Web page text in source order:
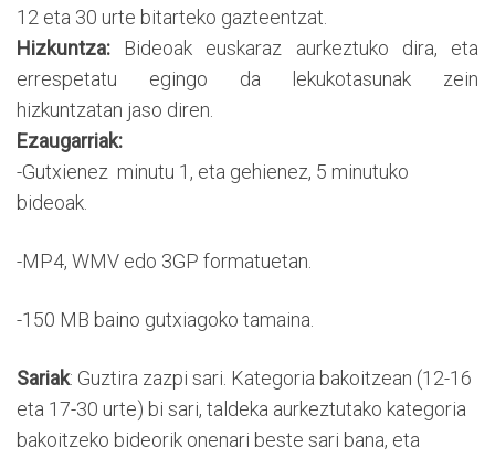
12 eta 30 urte bitarteko gazteentzat.
Hizkuntza: Bideoak euskaraz aurkeztuko dira, eta
errespetatu egingo da lekukotasunak zein
hizkuntzatan jaso diren.
Ezaugarriak:
-Gutxienez minutu 1, eta gehienez, 5 minutuko
bideoak.
-MP4, WMV edo 3GP formatuetan.
-150 MB baino gutxiagoko tamaina.
Sariak: Guztira zazpi sari. Kategoria bakoitzean (12-16
eta 17-30 urte) bi sari, taldeka aurkeztutako kategoria
bakoitzeko bideorik onenari beste sari bana, eta